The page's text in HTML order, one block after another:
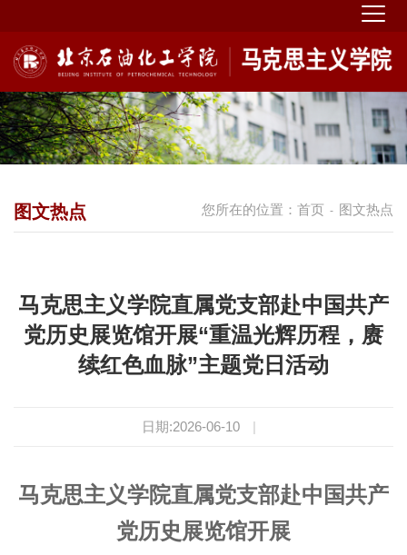
您所在的位置： 首页 - 图文热点
图文热点
马克思主义学院直属党支部赴中国共产
党历史展览馆开展“重温光辉历程，赓
续红色血脉”主题党日活动
日期:2026-06-10 |
马克思主义学院直属党支部赴中国共产
党历史展览馆开展